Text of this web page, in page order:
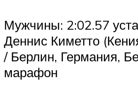
Мужчины: 2:02.57
Деннис Киметто
/ Берлин, Германия,
марафон